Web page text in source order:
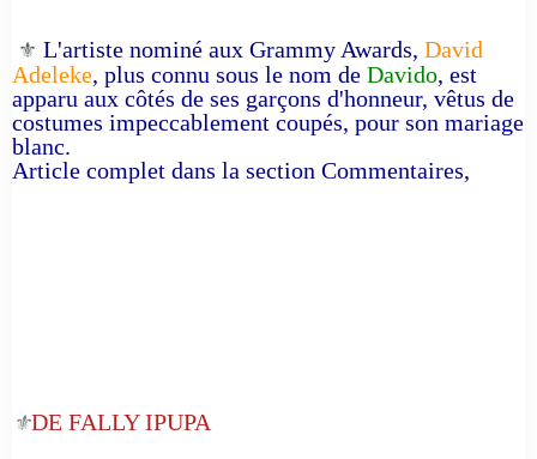
⚜️ L'artiste nominé aux Grammy Awards, David
Adeleke, plus connu sous le nom de Davido, est
apparu aux côtés de ses garçons d'honneur, vêtus de
costumes impeccablement coupés, pour son mariage
blanc.
Article complet dans la section Commentaires,
⚜️DE FALLY IPUPA